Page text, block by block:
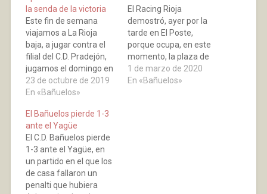
la senda de la victoria
Este fin de semana
viajamos a La Rioja
baja, a jugar contra el
filial del C.D. Pradejón,
jugamos el domingo en
horario de mañana, a
las 12:00 horas, en el
El conjunto
champiñonero, se
encuentra en la parte
baja de la clasificación
de la Regional
Preferente Riojana,
solo…
23 de octubre de 2019
En «Bañuelos»
El Racing Rioja
demostró, ayer por la
tarde en El Poste,
porque ocupa, en este
momento, la plaza de
líder en la Regional
Preferente Riojana,
1 de marzo de 2020
En «Bañuelos»
El Bañuelos pierde 1-3
ante el Yagüe
El C.D. Bañuelos pierde
1-3 ante el Yagüe, en
un partido en el que los
de casa fallaron un
penalti que hubiera